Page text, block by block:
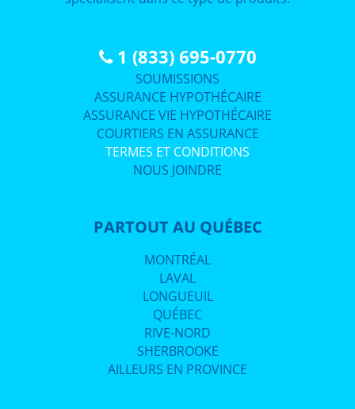
1 (833) 695-0770
SOUMISSIONS
ASSURANCE HYPOTHÉCAIRE
ASSURANCE VIE HYPOTHÉCAIRE
COURTIERS EN ASSURANCE
TERMES ET CONDITIONS
NOUS JOINDRE
PARTOUT AU QUÉBEC
MONTRÉAL
LAVAL
LONGUEUIL
QUÉBEC
RIVE-NORD
SHERBROOKE
AILLEURS EN PROVINCE